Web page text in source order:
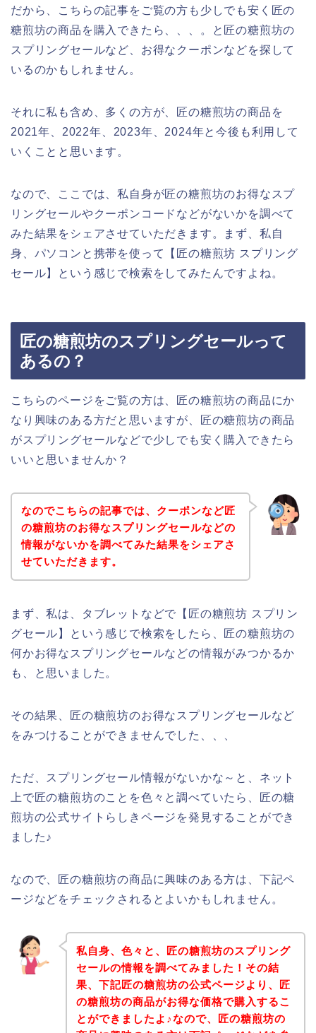
だから、こちらの記事をご覧の方も少しでも安く匠の
糖煎坊の商品を購入できたら、、、。と匠の糖煎坊の
スプリングセールなど、お得なクーポンなどを探して
いるのかもしれません。
それに私も含め、多くの方が、匠の糖煎坊の商品を
2021年、2022年、2023年、2024年と今後も利用して
いくことと思います。
なので、ここでは、私自身が匠の糖煎坊のお得なスプ
リングセールやクーポンコードなどがないかを調べて
みた結果をシェアさせていただきます。まず、私自
身、パソコンと携帯を使って【匠の糖煎坊 スプリング
セール】という感じで検索をしてみたんですよね。
匠の糖煎坊のスプリングセールって
あるの？
こちらのページをご覧の方は、匠の糖煎坊の商品にか
なり興味のある方だと思いますが、匠の糖煎坊の商品
がスプリングセールなどで少しでも安く購入できたら
いいと思いませんか？
なのでこちらの記事では、クーポンなど匠
の糖煎坊のお得なスプリングセールなどの
情報がないかを調べてみた結果をシェアさ
せていただきます。
まず、私は、タブレットなどで【匠の糖煎坊 スプリン
グセール】という感じで検索をしたら、匠の糖煎坊の
何かお得なスプリングセールなどの情報がみつかるか
も、と思いました。
その結果、匠の糖煎坊のお得なスプリングセールなど
をみつけることができませんでした、、、
ただ、スプリングセール情報がないかな～と、ネット
上で匠の糖煎坊のことを色々と調べていたら、匠の糖
煎坊の公式サイトらしきページを発見することができ
ました♪
なので、匠の糖煎坊の商品に興味のある方は、下記ペ
ージなどをチェックされるとよいかもしれません。
私自身、色々と、匠の糖煎坊のスプリング
セールの情報を調べてみました！その結
果、下記匠の糖煎坊の公式ページより、匠
の糖煎坊の商品がお得な価格で購入するこ
とができましたよ♪なので、匠の糖煎坊の